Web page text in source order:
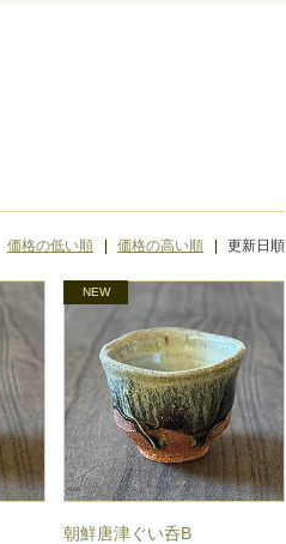
価格の低い順 価格の高い順 更新日順
朝鮮唐津ぐい呑B